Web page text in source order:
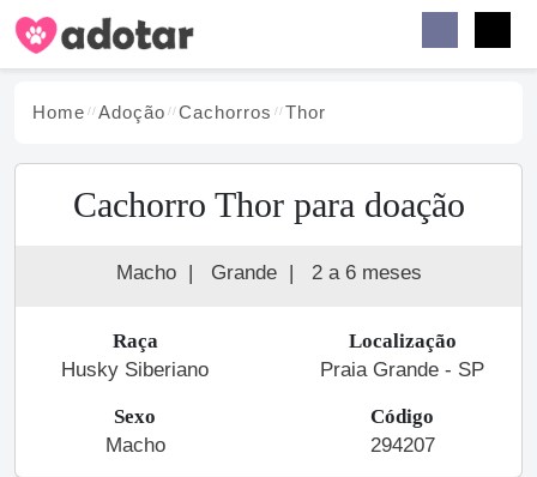
Home Adoção Cachorros Thor
Cachorro Thor para doação
Macho | Grande | 2 a 6 meses
Raça
Husky Siberiano
Localização
Praia Grande - SP
Sexo
Macho
Código
294207